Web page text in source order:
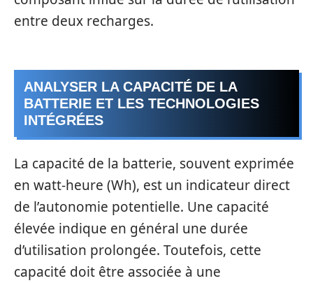
entre deux recharges.
ANALYSER LA CAPACITÉ DE LA
BATTERIE ET LES TECHNOLOGIES
INTÉGRÉES
La capacité de la batterie, souvent exprimée
en watt-heure (Wh), est un indicateur direct
de l’autonomie potentielle. Une capacité
élevée indique en général une durée
d’utilisation prolongée. Toutefois, cette
capacité doit être associée à une